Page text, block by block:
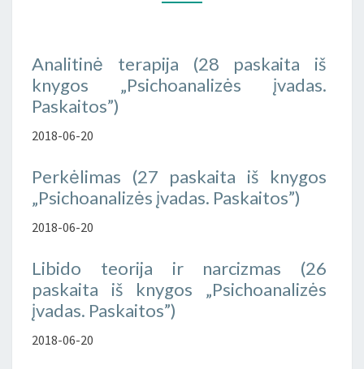
Analitinė terapija (28 paskaita iš
knygos „Psichoanalizės įvadas.
Paskaitos”)
2018-06-20
Perkėlimas (27 paskaita iš knygos
„Psichoanalizės įvadas. Paskaitos”)
2018-06-20
Libido teorija ir narcizmas (26
paskaita iš knygos „Psichoanalizės
įvadas. Paskaitos”)
2018-06-20